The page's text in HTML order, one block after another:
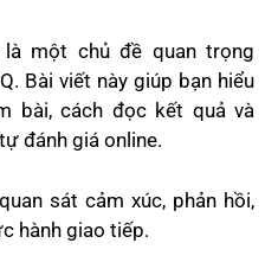
một chủ đề quan trọng
Bài viết này giúp bạn hiểu
bài, cách đọc kết quả và
đánh giá online.
sát cảm xúc, phản hồi,
hành giao tiếp.